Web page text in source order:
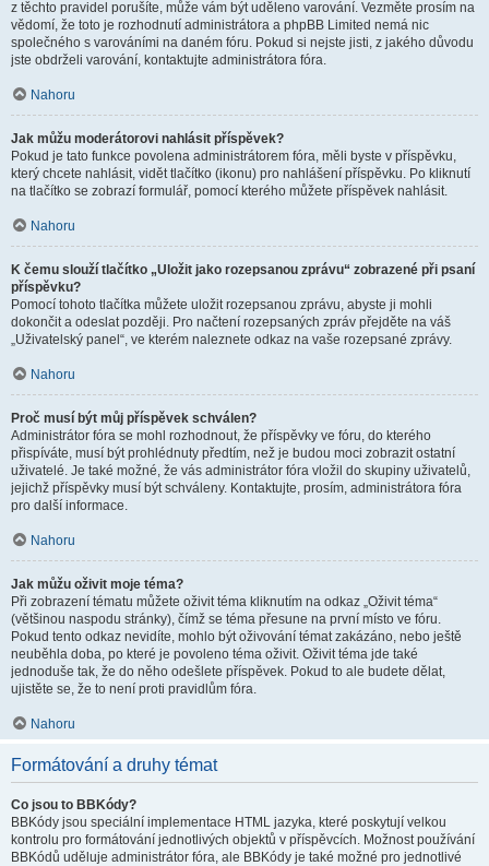
z těchto pravidel porušíte, může vám být uděleno varování. Vezměte prosím na
vědomí, že toto je rozhodnutí administrátora a phpBB Limited nemá nic
společného s varováními na daném fóru. Pokud si nejste jisti, z jakého důvodu
jste obdrželi varování, kontaktujte administrátora fóra.
Nahoru
Jak můžu moderátorovi nahlásit příspěvek?
Pokud je tato funkce povolena administrátorem fóra, měli byste v příspěvku,
který chcete nahlásit, vidět tlačítko (ikonu) pro nahlášení příspěvku. Po kliknutí
na tlačítko se zobrazí formulář, pomocí kterého můžete příspěvek nahlásit.
Nahoru
K čemu slouží tlačítko „Uložit jako rozepsanou zprávu“ zobrazené při psaní
příspěvku?
Pomocí tohoto tlačítka můžete uložit rozepsanou zprávu, abyste ji mohli
dokončit a odeslat později. Pro načtení rozepsaných zpráv přejděte na váš
„Uživatelský panel“, ve kterém naleznete odkaz na vaše rozepsané zprávy.
Nahoru
Proč musí být můj příspěvek schválen?
Administrátor fóra se mohl rozhodnout, že příspěvky ve fóru, do kterého
přispíváte, musí být prohlédnuty předtím, než je budou moci zobrazit ostatní
uživatelé. Je také možné, že vás administrátor fóra vložil do skupiny uživatelů,
jejichž příspěvky musí být schváleny. Kontaktujte, prosím, administrátora fóra
pro další informace.
Nahoru
Jak můžu oživit moje téma?
Při zobrazení tématu můžete oživit téma kliknutím na odkaz „Oživit téma“
(většinou naspodu stránky), čímž se téma přesune na první místo ve fóru.
Pokud tento odkaz nevidíte, mohlo být oživování témat zakázáno, nebo ještě
neuběhla doba, po které je povoleno téma oživit. Oživit téma jde také
jednoduše tak, že do něho odešlete příspěvek. Pokud to ale budete dělat,
ujistěte se, že to není proti pravidlům fóra.
Nahoru
Formátování a druhy témat
Co jsou to BBKódy?
BBKódy jsou speciální implementace HTML jazyka, které poskytují velkou
kontrolu pro formátování jednotlivých objektů v příspěvcích. Možnost používání
BBKódů uděluje administrátor fóra, ale BBKódy je také možné pro jednotlivé